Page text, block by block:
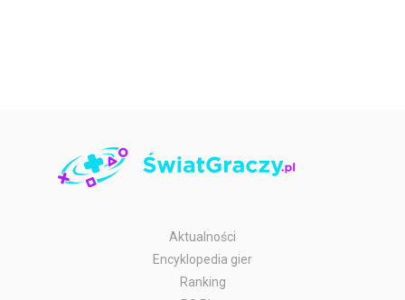
Aktualności
Encyklopedia gier
Ranking